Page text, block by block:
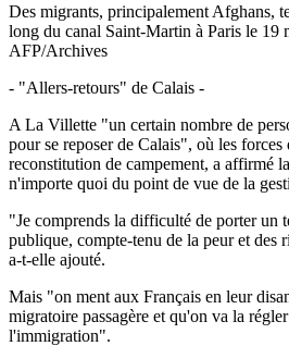
Des migrants, principalement Afghans,
long du canal Saint-Martin à Paris le 19
AFP/Archives
- "Allers-retours" de Calais -
A La Villette "un certain nombre de
pour se reposer de Calais", où les
reconstitution de campement, a affirmé
n'importe quoi du point de vue de la
"Je comprends la difficulté de porter un
publique, compte-tenu de la peur et des
a-t-elle ajouté.
Mais "on ment aux Français en leur
migratoire passagère et qu'on va la
l'immigration".